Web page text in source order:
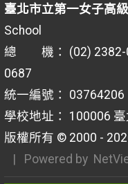
臺北市立第一女子高
School
總 機： (02)
0687
統一編號： 03764206
學校地址： 100006
版權所有 © 2000 -
| Powered by